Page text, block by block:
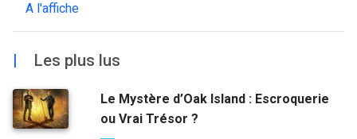
A l'affiche
Les plus lus
Le Mystère d’Oak Island : Escroquerie
ou Vrai Trésor ?